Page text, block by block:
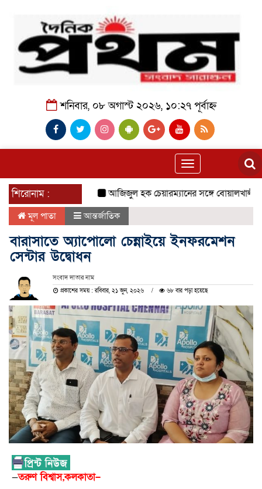
শনিবার, ০৮ অগাস্ট ২০২৬, ১০:২৭ পূর্বাহ্ন
Toggle
navigation
শিরোনাম : আজিজুল হক চেয়ারম্যানের সঙ্গে বোয়ালখালী পূজা
মূল পাতা আন্তর্জাতিক
বারাসাতে অ্যাপোলো চেন্নাইয়ে ইনফরমেশন
সেন্টার উদ্বোধন
সংবাদ দাতার নাম
প্রকাশের সময় : রবিবার, ২১ জুন, ২০২৬ ৬৮ বার পড়া হয়েছে
—তরুণ বিশ্বাস,কলকাতা–